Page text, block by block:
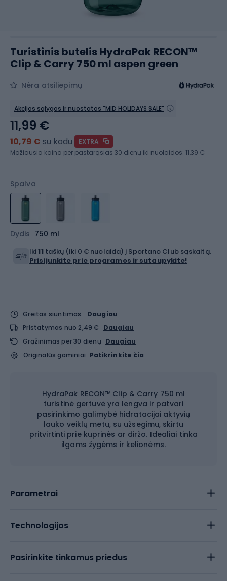
Turistinis butelis HydraPak RECON™
Clip & Carry 750 ml aspen green
Nėra atsiliepimų
Akcijos sąlygos ir nuostatos "MID HOLIDAYS SALE"
Spalva
Dydis 750 ml
11,99 €
10,79 € su kodu
EXTRA
Mažiausia kaina per pastarąsias 30 dienų iki nuolaidos: 11,39 €
Iki11 taškų (iki 0 € nuolaida) į Sportano Club sąskaitą.
Prisijunkite prie programos ir sutaupykite!
Greitas siuntimas
Daugiau
Pristatymas nuo 2,49 €
Daugiau
Grąžinimas per 30 dienų Daugiau
Originalūs gaminiai Patikrinkite čia
HydraPak RECON™ Clip & Carry 750 ml
turistinė gertuvė yra lengva ir patvari
pasirinkimo galimybė hidratacijai aktyvių
lauko veiklų metu, su užsegimu, skirtu
pritvirtinti prie kuprinės ar diržo. Idealiai tinka
ilgoms žygėms ir kelionėms.
Parametrai
Technologijos
Pasirinkite tinkamus priedus